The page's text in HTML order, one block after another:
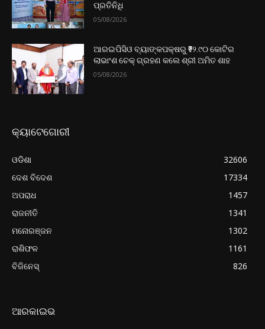
ପ୍ରତିନିଧି
05/08/2026
ଆରଇପିସିଓ ବ୍ୟାଙ୍କପକ୍ଷରୁ ₹୨୨.୯୦ କୋଟିର
ଲାଭାଂଶ ଚେକ୍ ଗ୍ରହଣ କଲେ ଶ୍ରୀ ଅମିତ ଶାହ
05/08/2026
କ୍ୟାଟେଗୋରୀ
ଓଡିଶା
32606
ଦେଶ ବିଦେଶ
17334
ଅପରାଧ
1457
ରାଜନୀତି
1341
ମନୋରଞ୍ଜନ
1302
ରାଶିଫଳ
1161
ବିଜିନେସ୍
826
ଆରକାଇଭ